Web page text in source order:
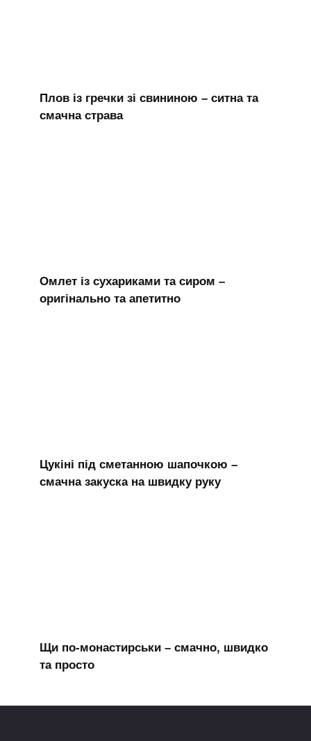
Плов із гречки зі свининою – ситна та
смачна страва
Омлет із сухариками та сиром –
оригінально та апетитно
Цукіні під сметанною шапочкою –
смачна закуска на швидку руку
Щи по-монастирськи – смачно, швидко
та просто